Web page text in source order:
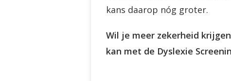
kans daarop nóg groter.
Wil je meer zekerheid
kan met de Dyslexie